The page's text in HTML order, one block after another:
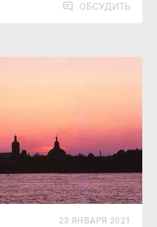
ОБСУДИТЬ
23 ЯНВАРЯ 2021